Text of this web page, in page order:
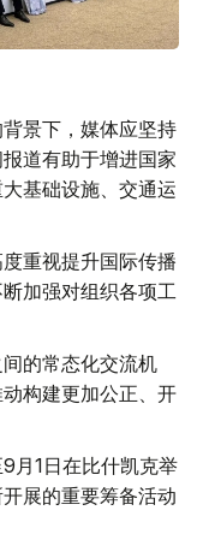
景下，媒体应坚持
道有助于增进国家
基础设施、交通运
重视提升国际传播
加强对组织各项工
的常态化交流机
构建更加公正、开
月1日在比什凯克举
展的重要筹备活动